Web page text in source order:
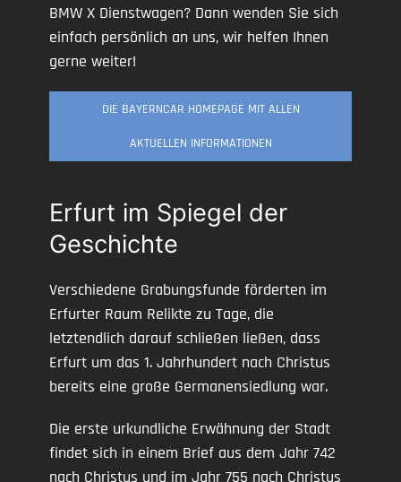
BMW X Dienstwagen? Dann wenden Sie sich
einfach persönlich an uns, wir helfen Ihnen
gerne weiter!
DIE BAYERNCAR HOMEPAGE MIT ALLEN
AKTUELLEN INFORMATIONEN
Erfurt im Spiegel der
Geschichte
Verschiedene Grabungsfunde förderten im
Erfurter Raum Relikte zu Tage, die
letztendlich darauf schließen ließen, dass
Erfurt um das 1. Jahrhundert nach Christus
bereits eine große Germanensiedlung war.
Die erste urkundliche Erwähnung der Stadt
findet sich in einem Brief aus dem Jahr 742
nach Christus und im Jahr 755 nach Christus